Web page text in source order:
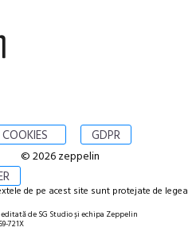
GDPR
© 2026 zeppelin
de pe acest site sunt protejate de legea
de SG Studio și echipa Zeppelin
721X